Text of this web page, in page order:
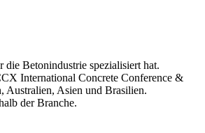
Betonindustrie spezialisiert hat.
International Concrete Conference &
Australien, Asien und Brasilien.
der Branche.